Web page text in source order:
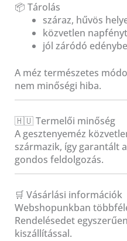
📦 Tárolás
száraz, hűvös
közvetlen
jól záródó
A méz természetes
nem minőségi hiba.
🇭🇺 Termelői minőség
A gesztenyeméz
származik, így garantált
gondos feldolgozás.
🛒 Vásárlási információk
Webshopunkban
Rendelésedet
kiszállítással.